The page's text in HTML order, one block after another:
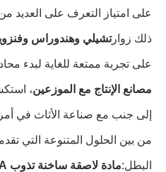
على امتياز التعرف على العديد
ذلك زوارتشيلي وهندوراس
على تجربة ممتعة للغاية لبدء
مصانع الإنتاج مع الموزعين،
إلى جنب مع صناعة الأثاث في
من بين الحلول المتنوعة التي
البطل: